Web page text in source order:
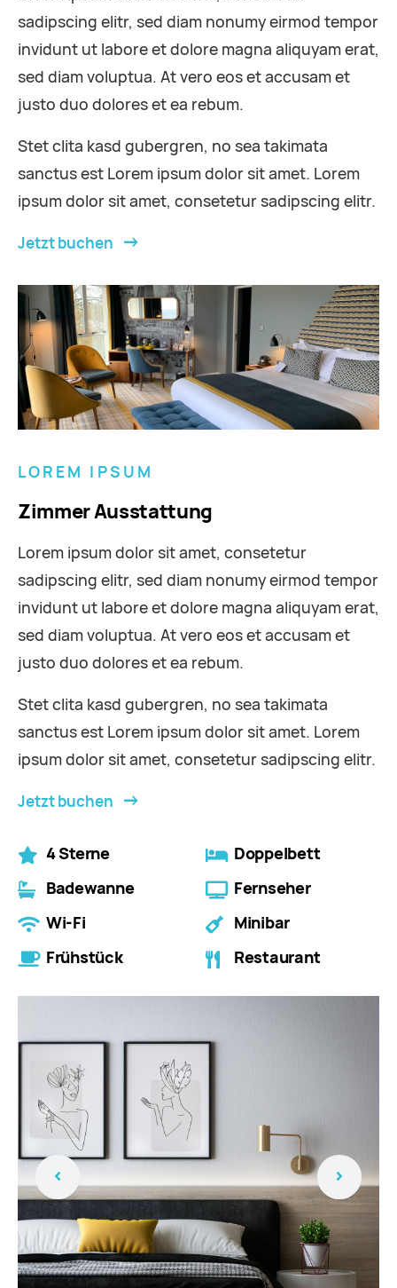
sadipscing elitr, sed diam nonumy eirmod tempor
invidunt ut labore et dolore magna aliquyam erat,
sed diam voluptua. At vero eos et accusam et
justo duo dolores et ea rebum.
Stet clita kasd gubergren, no sea takimata
sanctus est Lorem ipsum dolor sit amet. Lorem
ipsum dolor sit amet, consetetur sadipscing elitr.
Jetzt buchen
LOREM IPSUM
Zimmer Ausstattung
Lorem ipsum dolor sit amet, consetetur
sadipscing elitr, sed diam nonumy eirmod tempor
invidunt ut labore et dolore magna aliquyam erat,
sed diam voluptua. At vero eos et accusam et
justo duo dolores et ea rebum.
Stet clita kasd gubergren, no sea takimata
sanctus est Lorem ipsum dolor sit amet. Lorem
ipsum dolor sit amet, consetetur sadipscing elitr.
Jetzt buchen
4 Sterne
Doppelbett
Badewanne
Fernseher
Wi-Fi
Minibar
Frühstück
Restaurant